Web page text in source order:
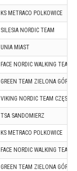
KS METRACO POLKOWICE
SILESIA NORDIC TEAM
UNIA MIAST
FACE NORDIC WALKING TEAM
GREEN TEAM ZIELONA GÓRA
VIKING NORDIC TEAM
TSA SANDOMIERZ
KS METRACO POLKOWICE
FACE NORDIC WALKING TEAM
GREEN TEAM ZIELONA GÓRA